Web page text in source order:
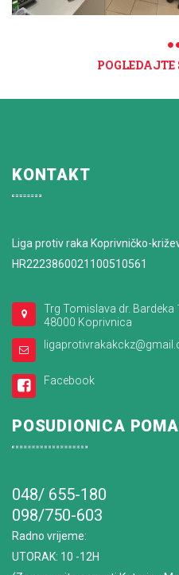
KONTAKT
Liga protiv raka Koprivničko-
HR2223860021100510561
Trg Tomislava dr. Bardeka
48000 Koprivnica
Facebook
POSUDIONICA
048/ 655-180
098/750-603
Radno vrijeme:
UTORAK: 10 -12H